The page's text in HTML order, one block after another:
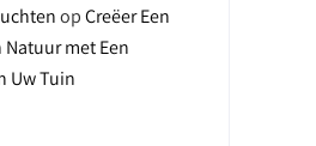
opCreëer Een
Natuur met Een
Uw Tuin